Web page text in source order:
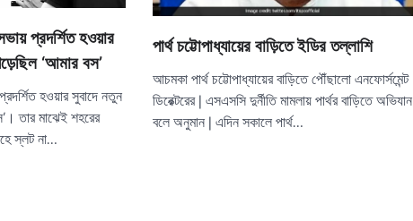
প্রদর্শিত হওয়ার
‘আমার বস’
হওয়ার সুবাদে নতুন
তার মাঝেই শহরের
স্লট না…
পার্থ চট্টোপাধ্যায়ের বাড়িতে ইডির তল্লাশি
আচমকা পার্থ চট্টোপাধ্যায়ের বাড়িতে পৌঁছালো এনফোর্সমেন্ট
ডিরেক্টরের | এসএসসি দুর্নীতি মামলায় পার্থর বাড়িতে অভিযান
বলে অনুমান | এদিন সকালে পার্থ…